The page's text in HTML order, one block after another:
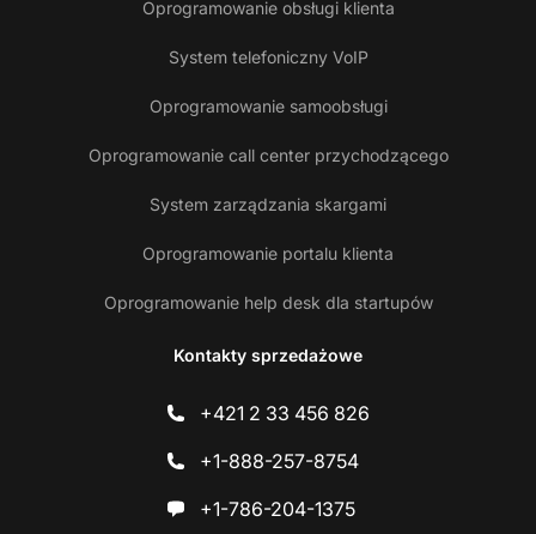
Oprogramowanie obsługi klienta
System telefoniczny VoIP
Oprogramowanie samoobsługi
Oprogramowanie call center przychodzącego
System zarządzania skargami
Oprogramowanie portalu klienta
Oprogramowanie help desk dla startupów
Kontakty sprzedażowe
+421 2 33 456 826
+1-888-257-8754
+1-786-204-1375